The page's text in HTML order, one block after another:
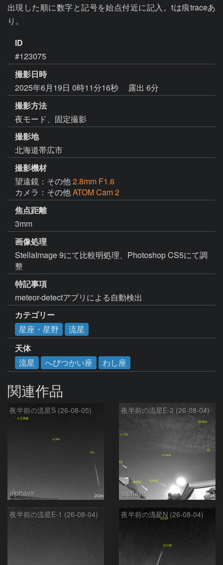
出現した順に数字と記号を始点付近に記入。tは痕traceあ
り。
ID
#123075
撮影日時
2025年6月19日 0時11分16秒
露出 6分
撮影方法
夜モード、固定撮影
撮影地
北海道帯広市
撮影機材
望遠鏡：その他2.8mm F1.6
カメラ：その他ATOM Cam 2
焦点距離
3mm
画像処理
StellaImage 9にて比較明処理、Photoshop CS5にて調
整
特記事項
meteor-detectアプリによる自動検出
カテゴリー
星座・星野
流星
天体
流星
へびつかい座 わし座
関連作品
夜半前の流星S (26-08-05)
alphavir
夜半前の流星E-2 (26-08-04)
alphavir
夜半前の流星E-1 (26-08-04) 夜半前の流星N (26-08-04)